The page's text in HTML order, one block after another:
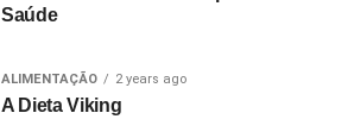
Saúde
ALIMENTAÇÃO 2 years ago
A Dieta Viking